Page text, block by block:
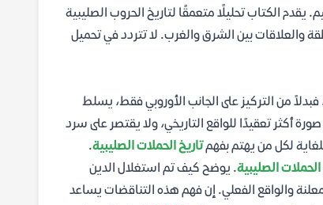
يقدم الكتاب تحليلًا متعمقًا لتاريخ الحروب الصليبية
والعلاقات بين الشرق والغرب. لا تتردد في تحميل
فبدلاً من التركيز على الجانب الأوروبي فقط، يسلط
أكثر تعقيدًا للواقع التاريخي، ولا يقتصر على سرد
لكل من يهتم بفهمتاريخ الحملات الصليبية.
الحملات الصليبية. يوضح كيف تم استغلال الدين
والواقع الفعلي. إن فهم هذه التناقضات يساعد